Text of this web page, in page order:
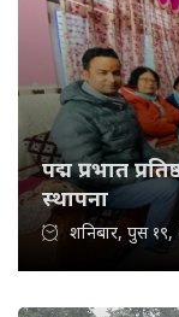
पद्म प्रभात
स्थापना
शनिबार, पुस १९,